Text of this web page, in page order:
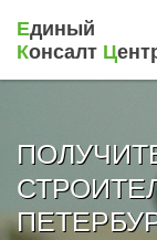
Единый
Консалт Ц